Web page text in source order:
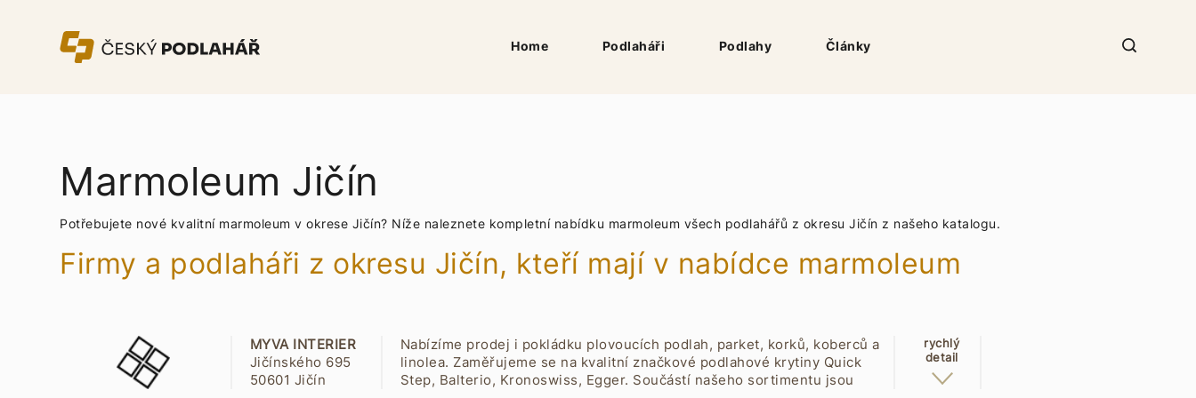
Home Podlaháři Podlahy Články
Marmoleum Jičín
Potřebujete nové kvalitní marmoleum v okrese Jičín? Níže naleznete kompletní nabídku marmoleum všech podlahářů z okresu Jičín z našeho katalogu.
Firmy a podlaháři z okresu Jičín, kteří mají v nabídce marmoleum
MYVA INTERIER
Jičínského 695
50601 Jičín
Nabízíme prodej i pokládku plovoucích podlah, parket, korků, koberců a
linolea. Zaměřujeme se na kvalitní značkové podlahové krytiny Quick
Step, Balterio, Kronoswiss, Egger. Součástí našeho sortimentu jsou
rychlý
detail